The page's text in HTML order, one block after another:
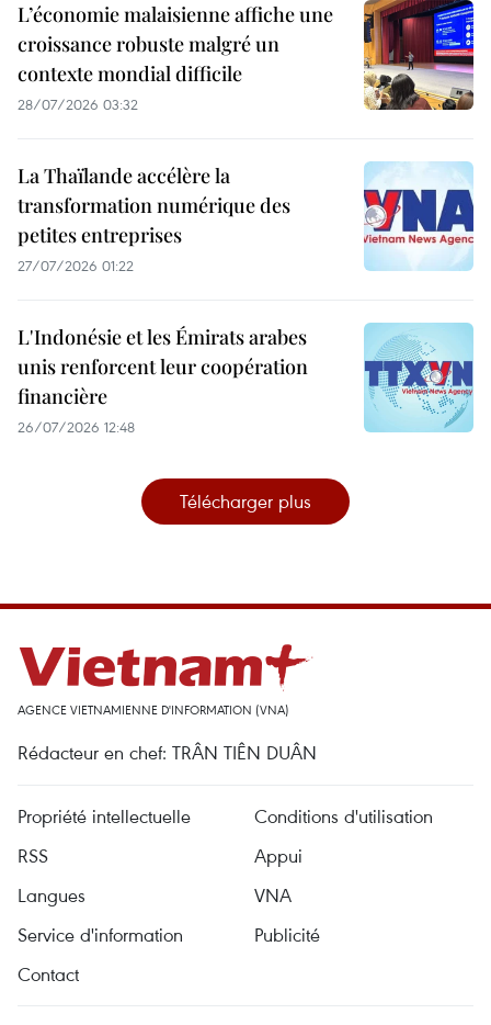
L’économie malaisienne affiche une
croissance robuste malgré un
contexte mondial difficile
28/07/2026 03:32
La Thaïlande accélère la
transformation numérique des
petites entreprises
27/07/2026 01:22
L'Indonésie et les Émirats arabes
unis renforcent leur coopération
financière
26/07/2026 12:48
Télécharger plus
AGENCE VIETNAMIENNE D'INFORMATION (VNA)
Rédacteur en chef: TRÂN TIÊN DUÂN
Propriété intellectuelle
Conditions d'utilisation
RSS
Appui
Langues
VNA
Service d'information
Publicité
Contact